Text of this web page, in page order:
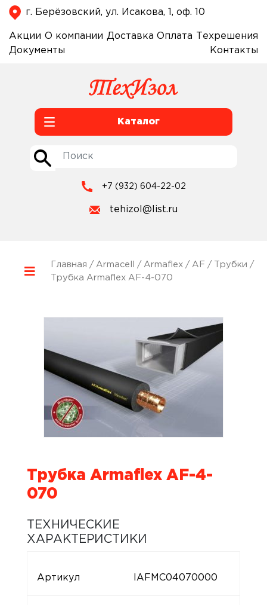
г. Берёзовский, ул. Исакова, 1, оф. 10
Акции О компании Доставка Оплата
Техрешения
Документы
Контакты
Каталог
+7 (932) 604-22-02
tehizol@list.ru
Главная / Armacell / Armaflex/ AF / Трубки /
Трубка Armaflex AF-4-070
Трубка Armaflex AF-4-
070
ТЕХНИЧЕСКИЕ
ХАРАКТЕРИСТИКИ
Артикул IAFMC04070000